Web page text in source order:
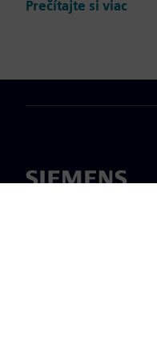
Prečítajte si viac